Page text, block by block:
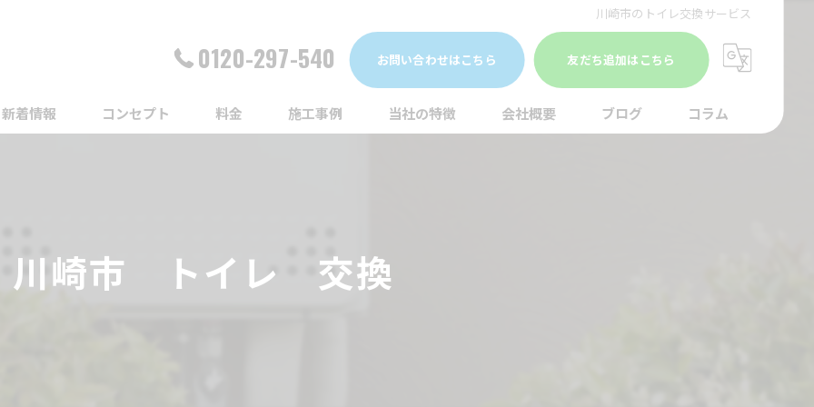
川崎市のトイレ交換サービス
0120-297-540 お問い合わせはこちら 友だち追加はこちら
新着情報 コンセプト 料金 施工事例 当社の特徴
給湯器
会社概要 ブログ コラム
川崎市 トイレ 交換